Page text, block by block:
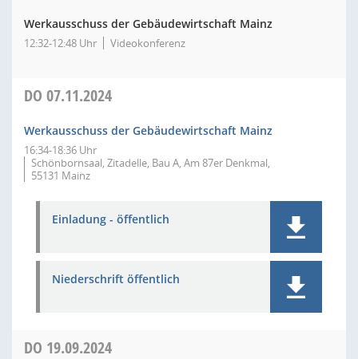
Werkausschuss der Gebäudewirtschaft Mainz
12:32-12:48 Uhr Videokonferenz
DO 07.11.2024
Werkausschuss der Gebäudewirtschaft Mainz
16:34-18:36 Uhr
Schönbornsaal, Zitadelle, Bau A, Am 87er Denkmal,
55131 Mainz
Einladung - öffentlich
Niederschrift öffentlich
DO 19.09.2024